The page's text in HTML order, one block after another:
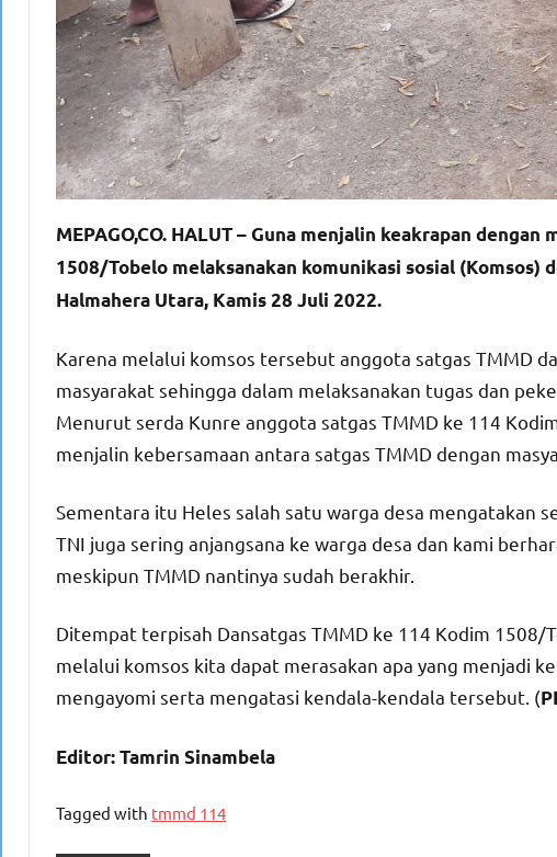
MEPAGO,CO. HALUT – Guna menjalin keakrapan
1508/Tobelo melaksanakan komunikasi sosial (Komsos)
Halmahera Utara, Kamis 28 Juli 2022.
Karena melalui komsos tersebut anggota satgas TMMD
masyarakat sehingga dalam melaksanakan tugas dan
Menurut serda Kunre anggota satgas TMMD ke 114
menjalin kebersamaan antara satgas TMMD dengan
Sementara itu Heles salah satu warga desa mengatakan
TNI juga sering anjangsana ke warga desa dan kami
meskipun TMMD nantinya sudah berakhir.
Ditempat terpisah Dansatgas TMMD ke 114 Kodim
melalui komsos kita dapat merasakan apa yang menjadi
mengayomi serta mengatasi kendala-kendala tersebut. (
Editor: Tamrin Sinambela
Tagged with tmmd 114